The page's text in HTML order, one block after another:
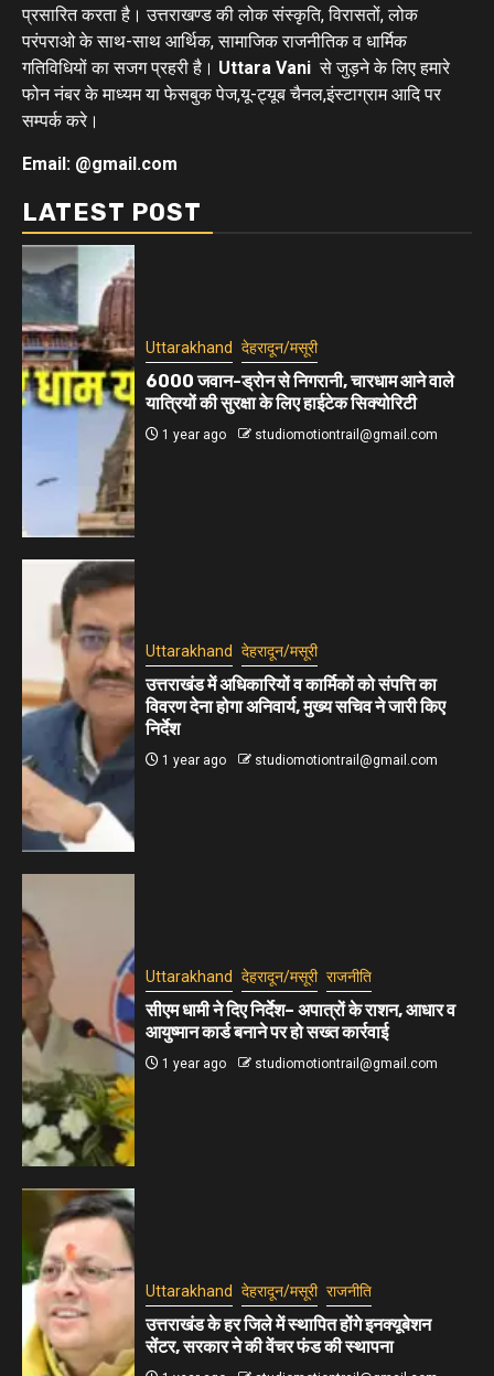
प्रसारित करता है। उत्तराखण्ड की लोक संस्कृति, विरासतों, लोक
परंपराओ के साथ-साथ आर्थिक, सामाजिक राजनीतिक व धार्मिक
गतिविधियों का सजग प्रहरी है। Uttara Vani से जुड़ने के लिए हमारे
फोन नंबर के माध्यम या फेसबुक पेज,यू-ट्यूब चैनल,इंस्टाग्राम आदि पर
सम्पर्क करे।
Email: @gmail.com
LATEST POST
Uttarakhand देहरादून/मसूरी
6000 जवान-ड्रोन से निगरानी, चारधाम आने वाले
यात्रियों की सुरक्षा के लिए हाईटेक सिक्योरिटी
1 year ago studiomotiontrail@gmail.com
Uttarakhand देहरादून/मसूरी
उत्तराखंड में अधिकारियों व कार्मिकों को संपत्ति का
विवरण देना होगा अनिवार्य, मुख्य सचिव ने जारी किए
निर्देश
1 year ago studiomotiontrail@gmail.com
Uttarakhand देहरादून/मसूरी राजनीति
सीएम धामी ने दिए निर्देश– अपात्रों के राशन, आधार व
आयुष्मान कार्ड बनाने पर हो सख्त कार्रवाई
1 year ago studiomotiontrail@gmail.com
Uttarakhand देहरादून/मसूरी राजनीति
उत्तराखंड के हर जिले में स्थापित होंगे इनक्यूबेशन
सेंटर, सरकार ने की वेंचर फंड की स्थापना